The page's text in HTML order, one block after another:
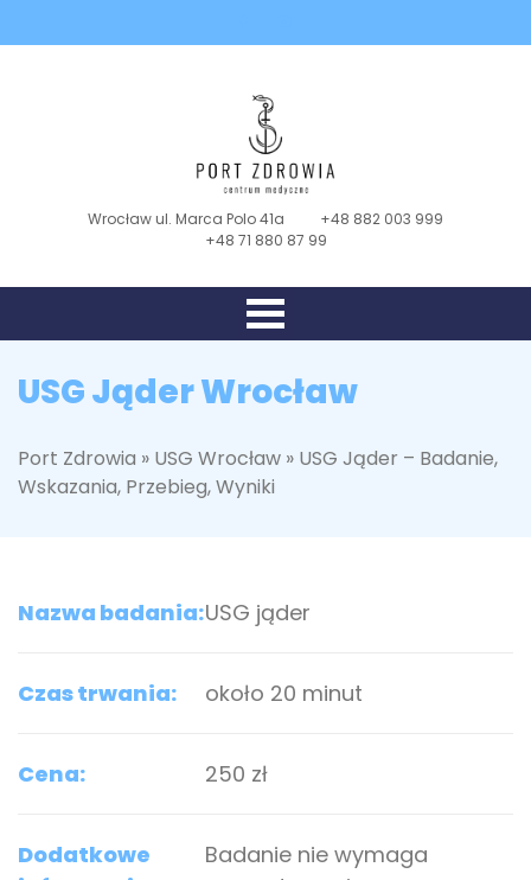
Wrocław ul. Marca Polo 41a
+48 882 003 999
+48 71 880 87 99
USG Jąder Wrocław
Port Zdrowia » USG Wrocław » USG Jąder – Badanie,
Wskazania, Przebieg, Wyniki
Nazwa badania:USG jąder
Czas trwania: około 20 minut
Cena: 250 zł
Dodatkowe
Badanie nie wymaga